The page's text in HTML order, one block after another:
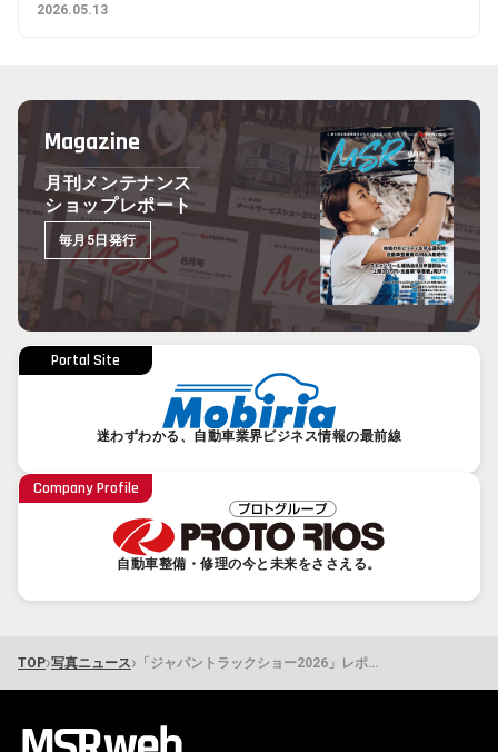
2026.05.13
Magazine
月刊メンテナンス
ショップレポート
毎月5日発行
Portal Site
迷わずわかる、自動車業界ビジネス情報の最前線
Company Profile
自動車整備・修理の今と未来をささえる。
TOP›写真ニュース› 「ジャパントラックショー2026」レポート 整備・アフターサービス編①